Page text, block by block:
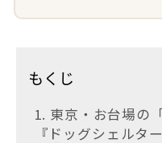
もくじ
1. 東京・お台場の
『ドッグシェルタ